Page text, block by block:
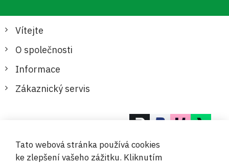
Vítejte
O společnosti
Informace
Zákaznický servis
Tato webová stránka používá cookies
ke zlepšení vašeho zážitku. Kliknutím